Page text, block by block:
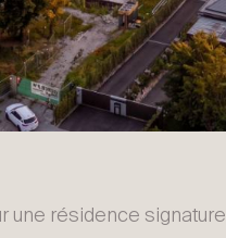
une résidence signature